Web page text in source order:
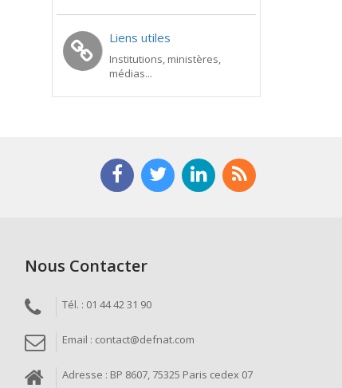
Liens utiles
Institutions, ministères,
médias...
Nous Contacter
Tél. : 01 44 42 31 90
Email : contact@defnat.com
Adresse : BP 8607, 75325 Paris cedex 07